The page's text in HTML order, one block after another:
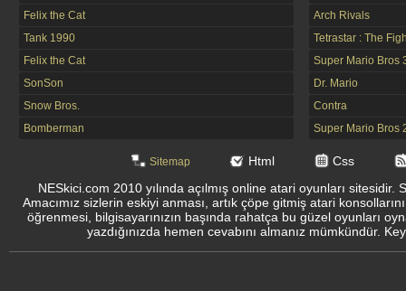
Felix the Cat
Tank 1990
Felix the Cat
SonSon
Snow Bros.
Bomberman
Arch Rivals
Tetrastar : The
Super Mario Bros
Dr. Mario
Contra
Super Mario Bros
Sitemap Html
Css
NESkici.com 2010 yılında açılmış online atari oyunları
Amacımız sizlerin eskiyi anması, artık çöpe gitmiş atari
öğrenmesi, bilgisayarınızın başında rahatça bu güzel oyunları
yazdığınızda hemen cevabını almanız mümkündür.